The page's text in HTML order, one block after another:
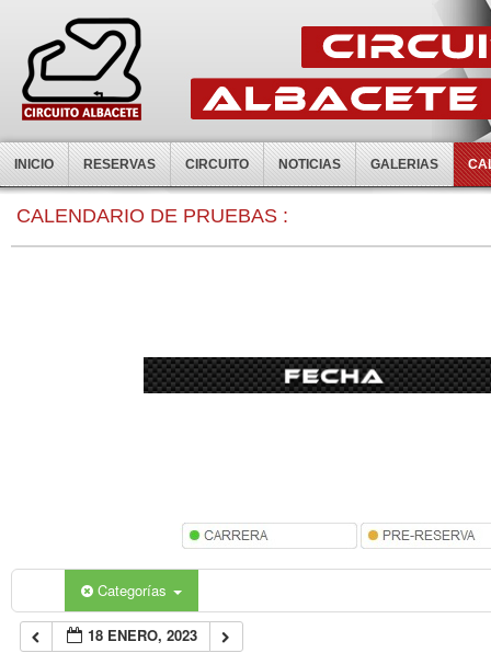
INICIO RESERVAS CIRCUITO NOTICIAS GALERIAS
CALENDARIO DE PRUEBAS :
Categorías
18 ENERO, 2023
0:00